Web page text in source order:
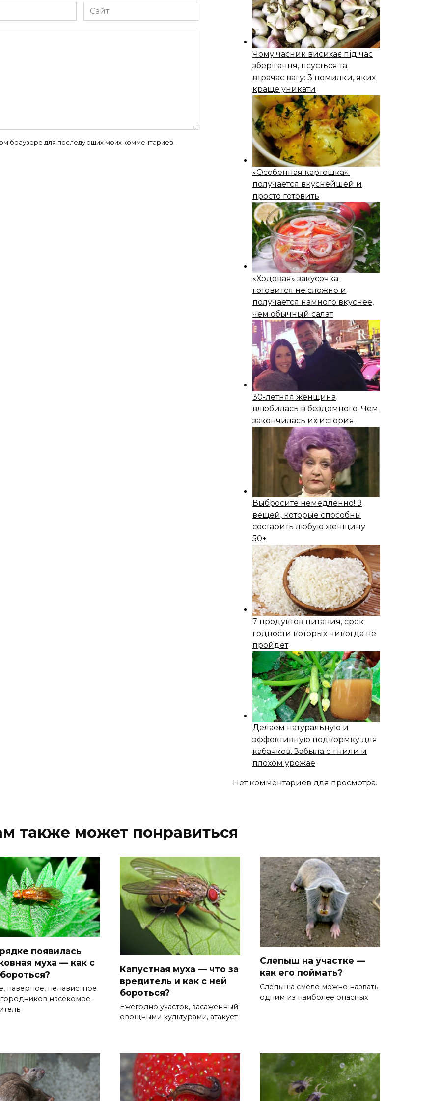
Сайт
браузере для последующих моих комментариев.
Чому часник висихає під час
зберігання, псується та
втрачає вагу: 3 помилки, яких
краще уникати
«Особенная картошка»:
получается вкуснейшей и
просто готовить
«Ходовая» закусочка:
готовится не сложно и
получается намного вкуснее,
чем обычный салат
30-летняя женщина
влюбилась в бездомного. Чем
закончилась их история
Выбросите немедленно! 9
вещей, которые способны
состapить любую женщину
50+
7 продуктов питания, срок
годности которых никогда не
пройдет
Делаем натуральную и
эффективную подкормку для
кабачков. Забыла о гнили и
плохом урожае
Нет комментариев для просмотра.
также может понравиться
появилась
муха — как с
наверное, ненавистное
насекомое-
Капустная муха — что за
вредитель и как с ней
бороться?
Ежегодно участок, засаженный
овощными культурами, атакует
Слепыш на участке —
как его поймать?
Слепыша смело можно назвать
одним из наиболее опасных